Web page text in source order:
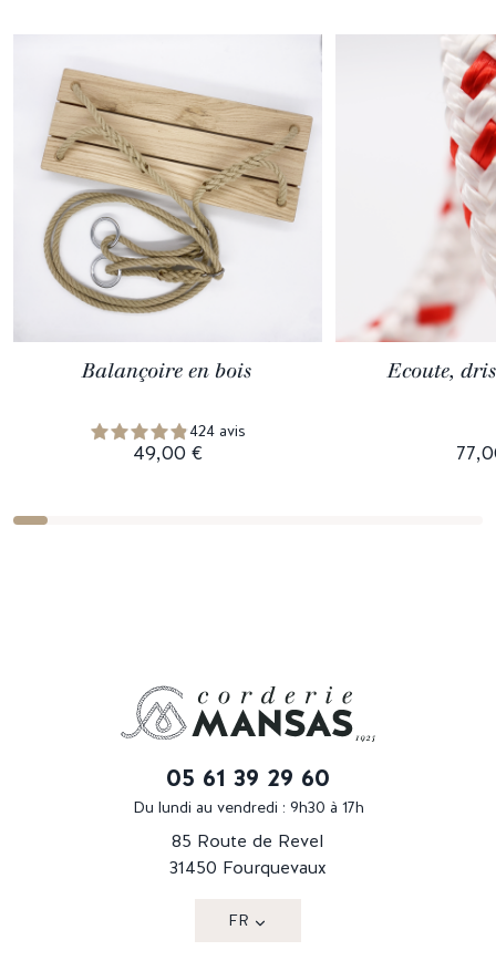
Balançoire en bois
424 avis
49,00 €
Ecoute,
05 61 39 29 60
Du lundi au vendredi : 9h30 à 17h
85 Route de Revel
31450 Fourquevaux
FR